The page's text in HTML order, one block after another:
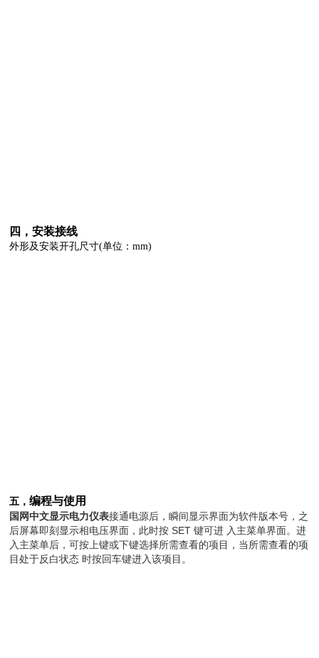
四，安装接线
外形及安装开孔尺寸(单位：mm)
五，编程与使用
国网中文显示电力仪表接通电源后，瞬间显示界面为软件版本号，之
后屏幕即刻显示相电压界面，此时按 SET 键可进 入主菜单界面。进
入主菜单后，可按上键或下键选择所需查看的项目，当所需查看的项
目处于反白状态 时按回车键进入该项目。